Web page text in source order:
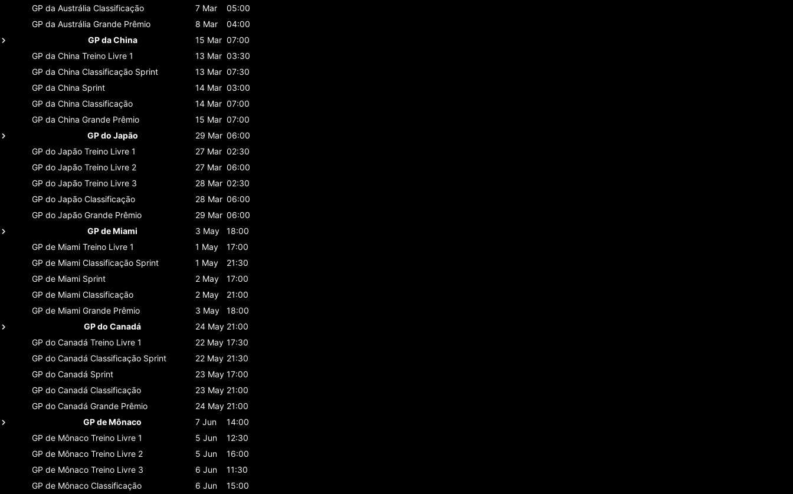
GP da Austrália Classificaçāo 7 Mar
05:00
GP da Austrália Grande Prêmio 8 Mar
04:00
GP da China
15 Mar 07:00
GP da China Treino Livre 1 13 Mar 03:30
GP da China Classificaçāo Sprint 13 Mar 07:30
GP da China Sprint 14 Mar 03:00
GP da China Classificaçāo 14 Mar 07:00
GP da China Grande Prêmio 15 Mar 07:00
GP do Japão
29 Mar 06:00
GP do Japão Treino Livre 1 27 Mar 02:30
GP do Japão Treino Livre 2 27 Mar 06:00
GP do Japão Treino Livre 3 28 Mar 02:30
GP do Japão Classificaçāo 28 Mar 06:00
GP do Japão Grande Prêmio 29 Mar 06:00
GP de Miami
3 May
18:00
GP de Miami Treino Livre 1 1 May
17:00
GP de Miami Classificaçāo Sprint 1 May
21:30
GP de Miami Sprint 2 May
17:00
GP de Miami Classificaçāo 2 May
21:00
GP de Miami Grande Prêmio 3 May
18:00
GP do Canadá
24 May 21:00
GP do Canadá Treino Livre 1 22 May 17:30
GP do Canadá Classificaçāo Sprint 22 May 21:30
GP do Canadá Sprint 23 May 17:00
GP do Canadá Classificaçāo 23 May 21:00
GP do Canadá Grande Prêmio 24 May 21:00
GP de Mônaco
7 Jun
14:00
GP de Mônaco Treino Livre 1 5 Jun
12:30
GP de Mônaco Treino Livre 2 5 Jun
16:00
GP de Mônaco Treino Livre 3 6 Jun
11:30
GP de Mônaco Classificaçāo 6 Jun
15:00